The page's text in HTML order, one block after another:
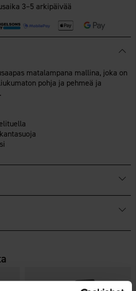
3–5 arkipäivää
matalampana mallina, joka on
pohja ja pehmeä ja